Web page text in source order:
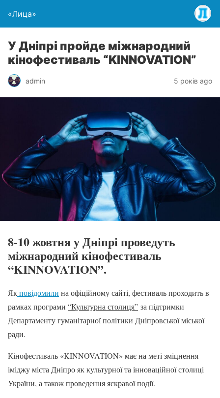
«Лица»
У Дніпрі пройде міжнародний
кінофестиваль “KINNOVATION”
admin 5 років ago
8-10 жовтня у Дніпрі проведуть
міжнародний кінофестиваль
“KINNOVATION”.
Якповідомили на офіційному сайті, фестиваль проходить в
рамках програми “Культурна столиця” за підтримки
Департаменту гуманітарної політики Дніпровської міської
ради.
Кінофестиваль «KINNOVATION» має на меті зміцнення
іміджу міста Дніпро як культурної та інноваційної столиці
України, а також проведення яскравої події.